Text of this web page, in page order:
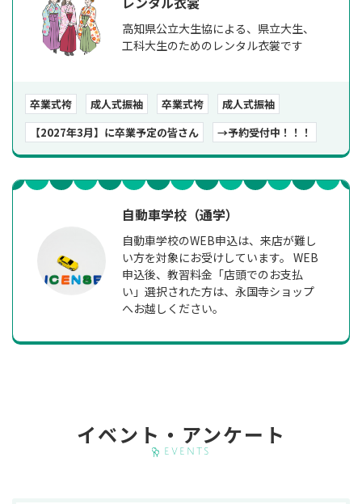
高知県公立大生協による、県立大生、
工科大生のためのレンタル衣裳です
卒業式袴 成人式振袖 卒業式袴
成人式振袖
【2027年3月】に卒業予定の皆さん
→予約受付中！！！
自動車学校（通学）
自動車学校のWEB申込は、来店が難し
い方を対象にお受けしています。 WEB
申込後、教習料金「店頭でのお支払
い」選択された方は、永国寺ショップ
へお越しください。
イベント・アンケート
Events